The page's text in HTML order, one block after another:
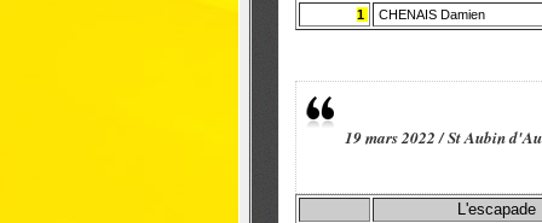
1
CHENAIS Damien
19 mars 2022 / St Aubin
L'escapade